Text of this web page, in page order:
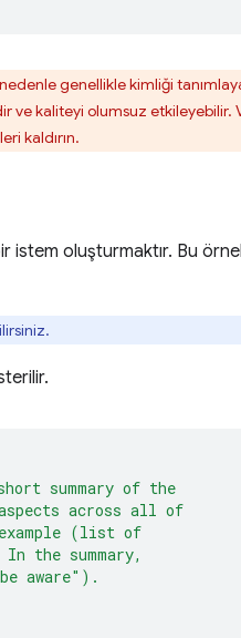
genellikle kimliği
ve kaliteyi olumsuz etkileyebilir.
kaldırın.
istem oluşturmaktır. Bu
summary of the
across all of
(list of
the summary,
aware").